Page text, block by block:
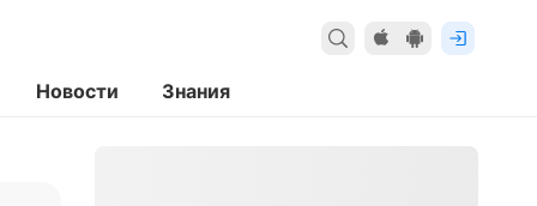
Новости Знания